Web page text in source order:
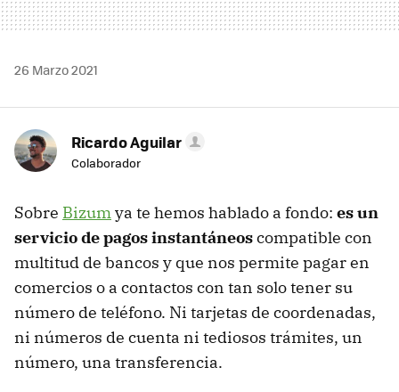
26 Marzo 2021
Ricardo Aguilar
Colaborador
Sobre Bizumya te hemos hablado a fondo: es un
servicio de pagos instantáneoscompatible con
multitud de bancos y que nos permite pagar en
comercios o a contactos con tan solo tener su
número de teléfono. Ni tarjetas de coordenadas,
ni números de cuenta ni tediosos trámites, un
número, una transferencia.